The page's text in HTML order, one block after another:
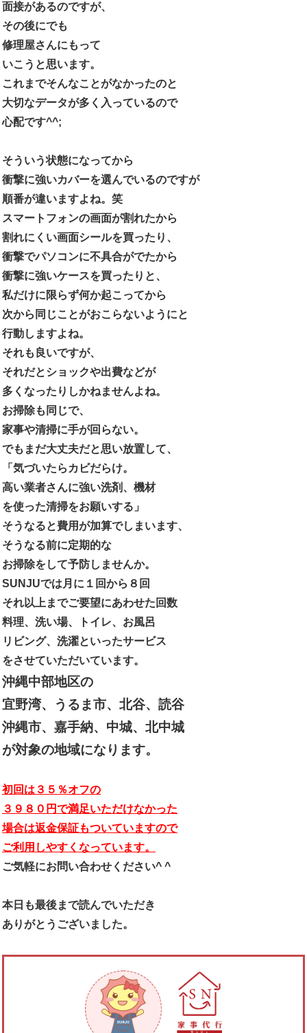
面接があるのですが、
その後にでも
修理屋さんにもって
いこうと思います。
これまでそんなことがなかったのと
大切なデータが多く入っているので
心配です^^;
そういう状態になってから
衝撃に強いカバーを選んでいるのですが
順番が違いますよね。笑
スマートフォンの画面が割れたから
割れにくい画面シールを買ったり、
衝撃でパソコンに不具合がでたから
衝撃に強いケースを買ったりと、
私だけに限らず何か起こってから
次から同じことがおこらないようにと
行動しますよね。
それも良いですが、
それだとショックや出費などが
多くなったりしかねませんよね。
お掃除も同じで、
家事や清掃に手が回らない。
でもまだ大丈夫だと思い放置して、
「気づいたらカビだらけ。
高い業者さんに強い洗剤、機材
を使った清掃をお願いする」
そうなると費用が加算でしまいます、
そうなる前に定期的な
お掃除をして予防しませんか。
SUNJUでは月に１回から８回
それ以上までご要望にあわせた回数
料理、洗い場、トイレ、お風呂
リビング、洗濯といったサービス
をさせていただいています。
沖縄中部地区の
宜野湾、うるま市、北谷、読谷
沖縄市、嘉手納、中城、北中城
が対象の地域になります。
初回は３５％オフの
３９８０円で満足いただけなかった
場合は返金保証もついていますので
ご利用しやすくなっています。
ご気軽にお問い合わせください^ ^
本日も最後まで読んでいただき
ありがとうございました。